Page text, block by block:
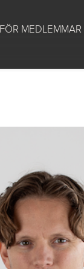
FÖR MEDLEMMAR